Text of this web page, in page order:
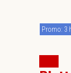
Promo: 3